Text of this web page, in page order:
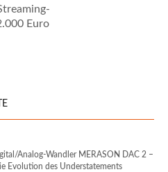
Euro
Analog-Wandler MERASON DAC 2 –
Evolution des Understatements